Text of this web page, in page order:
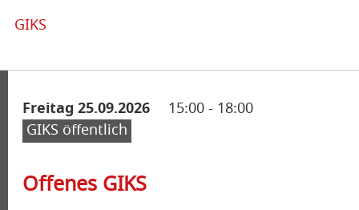
GIKS
Freitag 25.09.2026 15:00 - 18:00
GIKS öffentlich
Offenes GIKS